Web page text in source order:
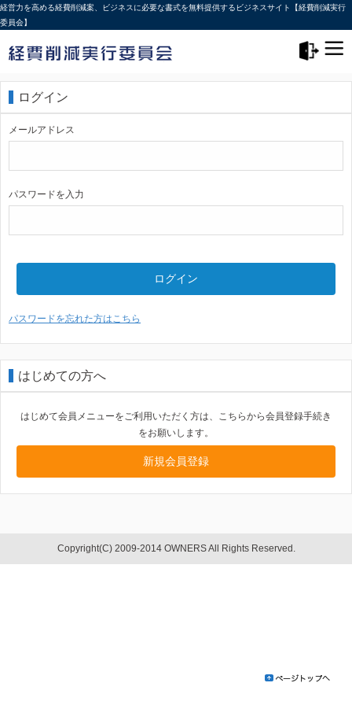
経営力を高める経費削減案、ビジネスに必要な書式を無料提供するビジネスサイト【経費削減実行
委員会】
ログイン
メールアドレス
パスワードを入力
ログイン
パスワードを忘れた方はこちら
はじめての方へ
はじめて会員メニューをご利用いただく方は、こちらから会員登録手続き
をお願いします。
新規会員登録
Copyright(C) 2009-2014 OWNERS All Rights Reserved.